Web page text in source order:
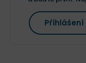
Přihlášení